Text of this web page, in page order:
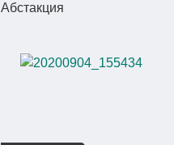
Абстакция